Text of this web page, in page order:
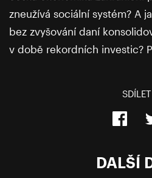
zneužívá sociální systém? A
bez zvyšování daní
v době rekordních investic?
SDÍLET
DALŠÍ